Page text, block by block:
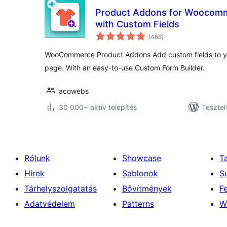
Product Addons for
with Custom Fields
(466értékelés
összesen
)
WooCommerce Product Addons Add custom fields to
page. With an easy-to-use Custom Form Builder.
acowebs
30 000+ aktív telepítés
Rólunk
Hírek
Tárhelyszolgatatás
Adatvédelem
Showcase
Sablonok
Bővítmények
Patterns